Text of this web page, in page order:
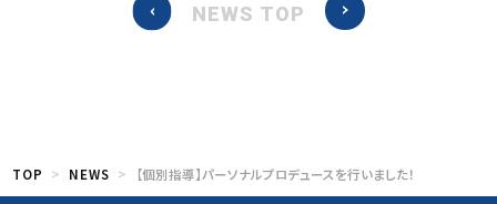
NEWS TOP
TOP NEWS 【個別指導】パーソナルプロデュースを行いました！